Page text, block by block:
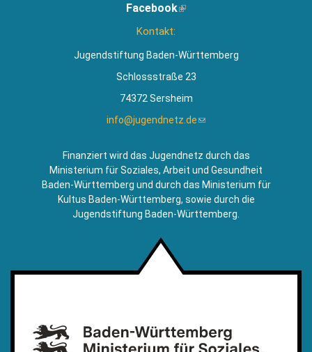
extern)
Facebook(Link
Kontakt:
Jugendstiftung Baden-Württemberg
Schlossstraße 23
74372 Sersheim
info@jugendnetz.de(Link
Mail)
Finanziert wird das Jugendnetz durch das
Ministerium für Soziales, Arbeit und Gesundheit
Baden-Württemberg und durch das Ministerium für
Kultus Baden-Württemberg, sowie durch die
Jugendstiftung Baden-Württemberg.